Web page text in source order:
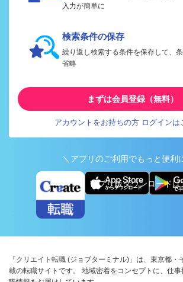
入力が簡単に
検索条件の保存
繰り返し検索する条件を保存して、
省略
まずは会員登録（無料）
アカウントをお持ちの方 ログインは
＼アプリのご利用でもっと便利
アプリ版ダウンロードは
「クリエイト転職 (ジョブターミナル)」は、東京都・
載の転職サイトです。 地域密着をコンセプトに、仕